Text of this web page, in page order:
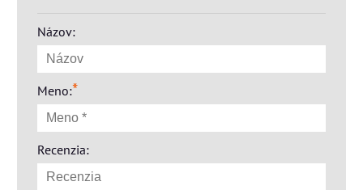
Názov:
Meno:*
Recenzia: